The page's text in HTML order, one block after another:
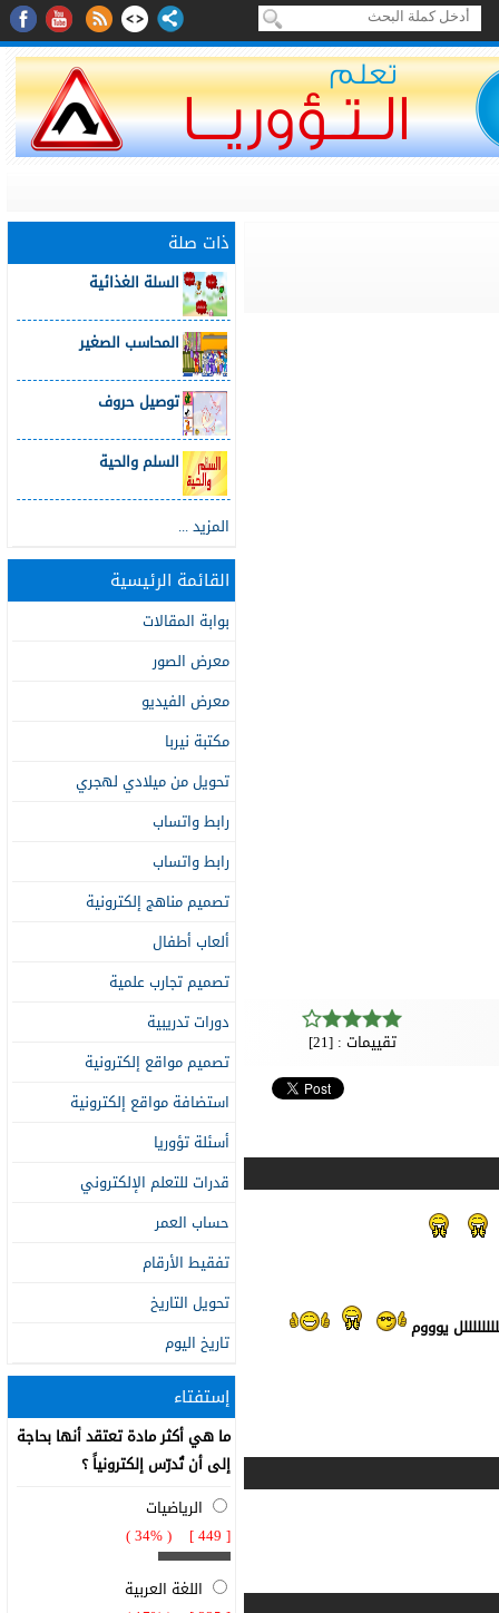
ذات صلة
السلة الغذائية
المحاسب الصغير
توصيل حروف
السلم والحية
المزيد ...
القائمة الرئيسية
بوابة المقالات
معرض الصور
معرض الفيديو
مكتبة نيربا
تحويل من ميلادي لهجري
رابط واتساب
رابط واتساب
تصميم مناهج إلكترونية
ألعاب أطفال
تصميم تجارب علمية
دورات تدريبية
تصميم مواقع إلكترونية
استضافة مواقع إلكترونية
أسئلة تؤوريا
قدرات للتعلم الإلكتروني
حساب العمر
تفقيط الأرقام
تحويل التاريخ
تاريخ اليوم
إستفتاء
ما هي أكثر مادة تعتقد أنها بحاجة
إلى أن تُدرّس إلكترونياً ؟
الرياضيات
[ 449 ] ( 34% )
اللغة العربية
تقييمات : [21]
يوووم